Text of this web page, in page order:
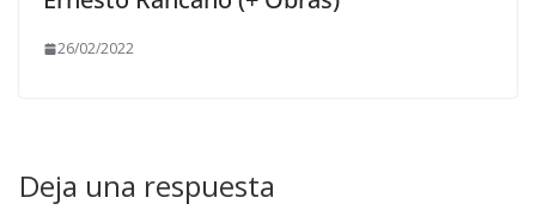
26/02/2022
Deja una respuesta